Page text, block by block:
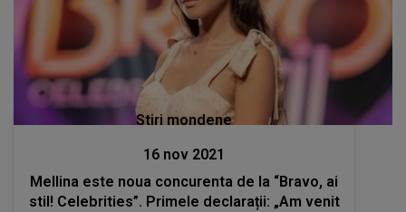
Stiri mondene
16 nov 2021
Mellina este noua concurenta de la “Bravo, ai
stil! Celebrities”. Primele declarații: „Am venit